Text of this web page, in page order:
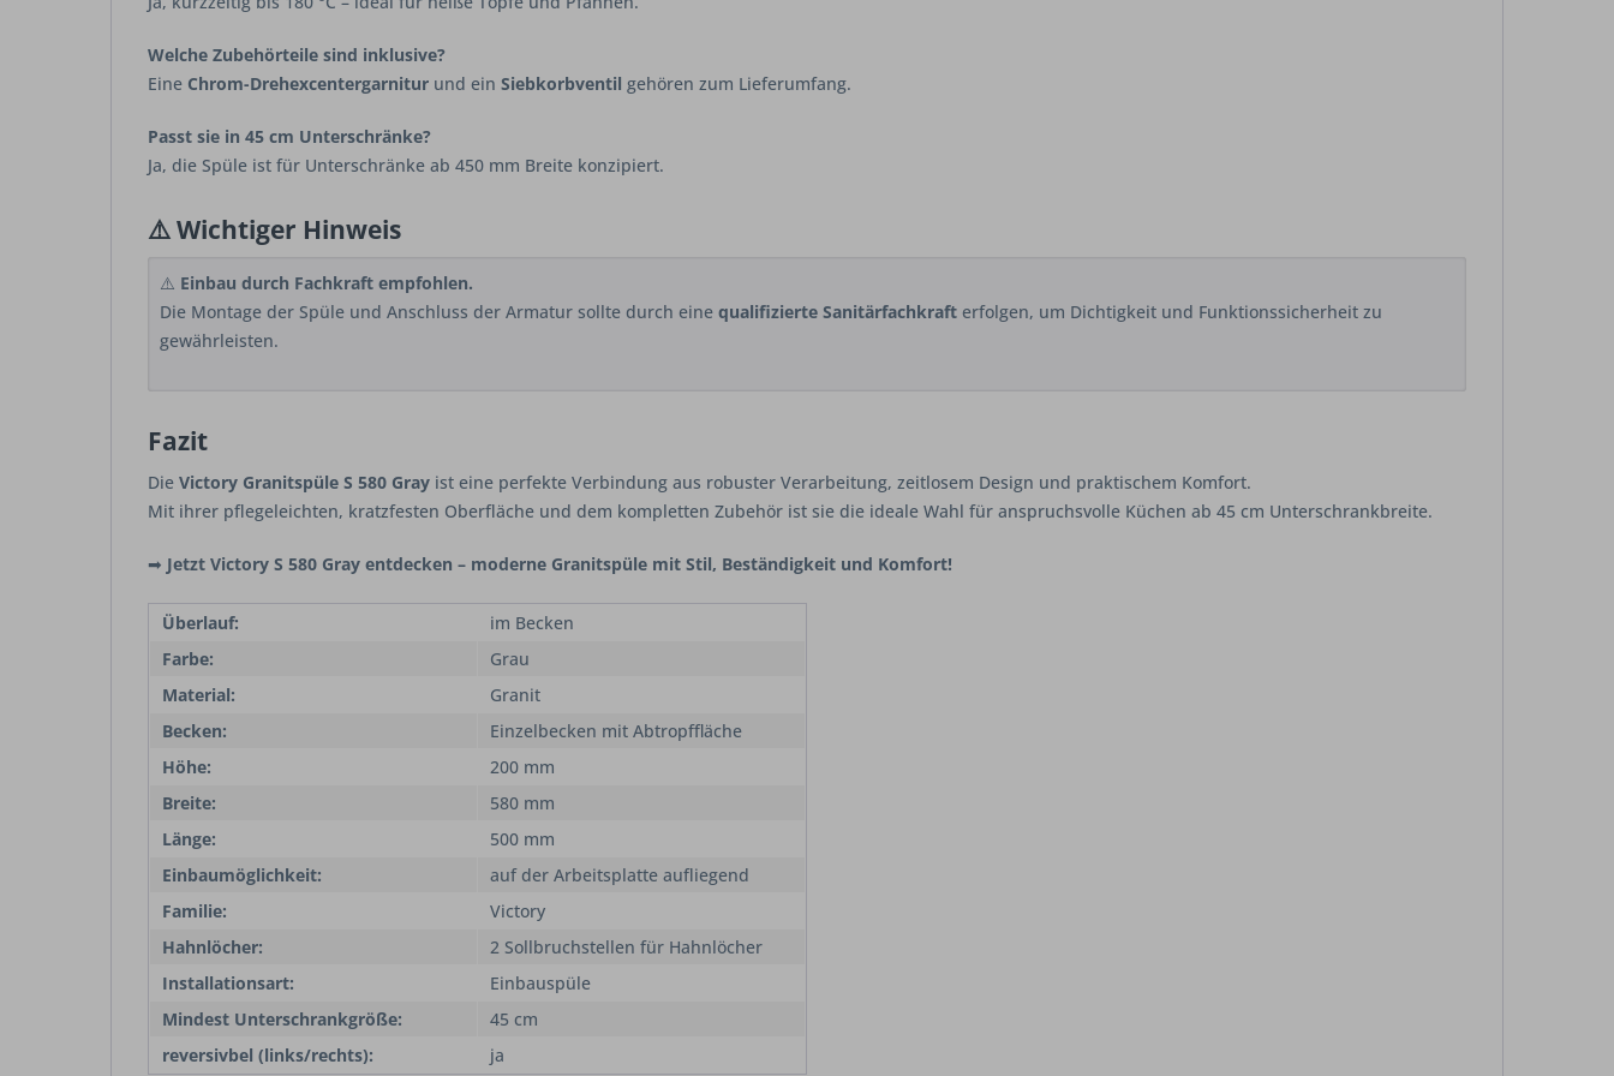
Welche Zubehörteile sind inklusive?
Eine Chrom-Drehexcentergarnitur und ein Siebkorbventil gehören zum Lieferumfang.
Passt sie in 45 cm Unterschränke?
Ja, die Spüle ist für Unterschränke ab 450 mm Breite konzipiert.
⚠️Wichtiger Hinweis
⚠️ Einbau durch Fachkraft empfohlen.
Die Montage der Spüle und Anschluss der Armatur sollte durch eine qualifizierte Sanitärfachkraft erfolgen, um Dichtigkeit und Funktionssicherheit zu
gewährleisten.
Fazit
Die Victory Granitspüle S 580 Gray ist eine perfekte Verbindung aus robuster Verarbeitung, zeitlosem Design und praktischem Komfort.
Mit ihrer pflegeleichten, kratzfesten Oberfläche und dem kompletten Zubehör ist sie die ideale Wahl für anspruchsvolle Küchen ab 45 cm Unterschrankbreite.
➡ Jetzt Victory S 580 Gray entdecken – moderne Granitspüle mit Stil, Beständigkeit und Komfort!
Überlauf:
im Becken
Farbe:
Grau
Material:
Granit
Becken:
Einzelbecken mit Abtropffläche
Höhe:
200 mm
Breite:
580 mm
Länge:
500 mm
Einbaumöglichkeit:
auf der Arbeitsplatte aufliegend
Familie:
Victory
Hahnlöcher:
2 Sollbruchstellen für Hahnlöcher
Installationsart:
Einbauspüle
Mindest Unterschrankgröße:
45 cm
reversivbel (links/rechts):
ja